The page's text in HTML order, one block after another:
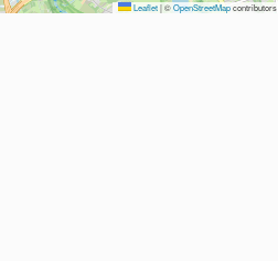
Leaflet|©OpenStreetMapcontributors